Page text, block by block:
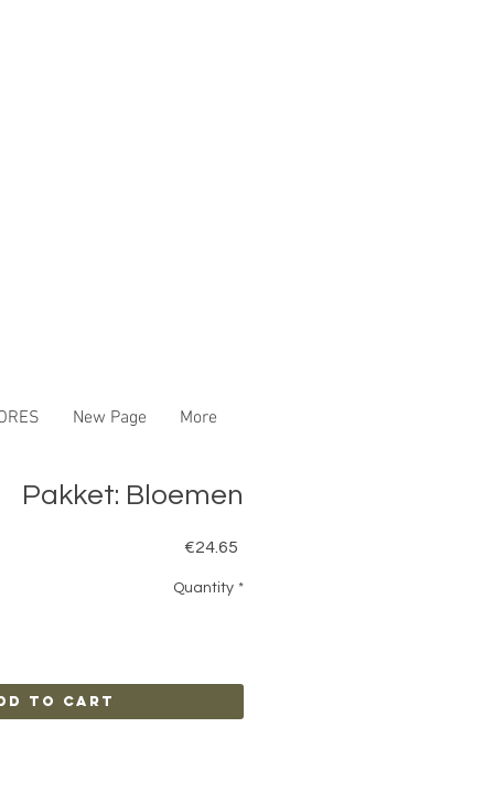
New Page More
Pakket: Bloemen
€24.65
Quantity *
to Cart